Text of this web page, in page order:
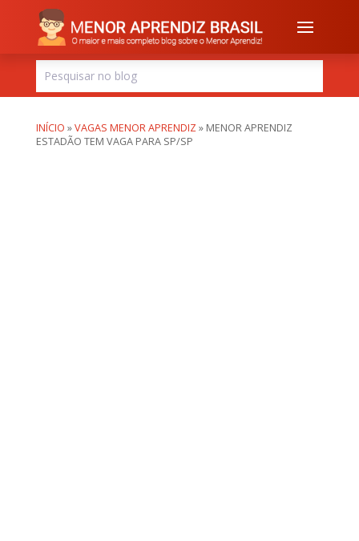
INÍCIO »VAGAS MENOR APRENDIZ» MENOR APRENDIZ
ESTADÃO TEM VAGA PARA SP/SP